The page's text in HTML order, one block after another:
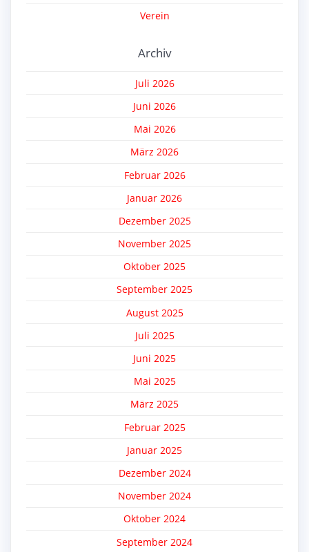
Verein
Archiv
Juli 2026
Juni 2026
Mai 2026
März 2026
Februar 2026
Januar 2026
Dezember 2025
November 2025
Oktober 2025
September 2025
August 2025
Juli 2025
Juni 2025
Mai 2025
März 2025
Februar 2025
Januar 2025
Dezember 2024
November 2024
Oktober 2024
September 2024